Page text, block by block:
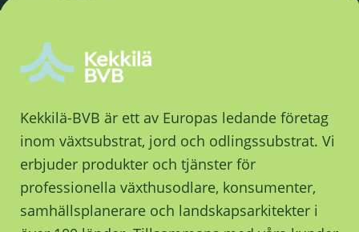
Kekkilä-BVB är ett av Europas ledande företag
inom växtsubstrat, jord och odlingssubstrat. Vi
erbjuder produkter och tjänster för
professionella växthusodlare, konsumenter,
samhällsplanerare och landskapsarkitekter i